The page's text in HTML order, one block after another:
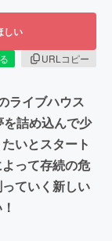
しい
URLコピー
ライブハウス
詰め込んで少
いとスタート
って存続の危
ていく新しい